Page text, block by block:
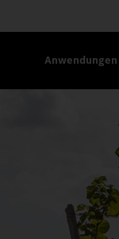
Anwendungen